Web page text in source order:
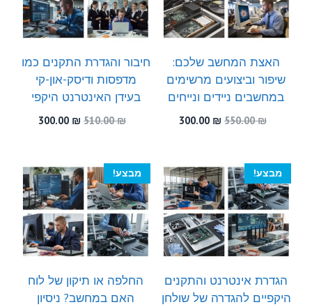
האצת המחשב שלכם:
שיפור וביצועים מרשימים
במחשבים ניידים ונייחים
550.00₪
המחיר
300.00 ₪
300.00 ₪.
חיבור והגדרת התקנים כמו
מדפסות ודיסק-און-קי
בעידן האינטרנט היקפי
510.00₪
המחיר
300.00 ₪
המחיר
מבצע!
הגדרת אינטרנט והתקנים
היקפיים להגדרה של שולחן
מבצע!
החלפה או תיקון של לוח
האם במחשב? ניסיון